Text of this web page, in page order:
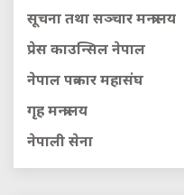
सूचना तथा सञ्चार मन्त्रालय
प्रेस काउन्सिल नेपाल
नेपाल पत्रकार महासंघ
गृह मन्त्रालय
नेपाली सेना